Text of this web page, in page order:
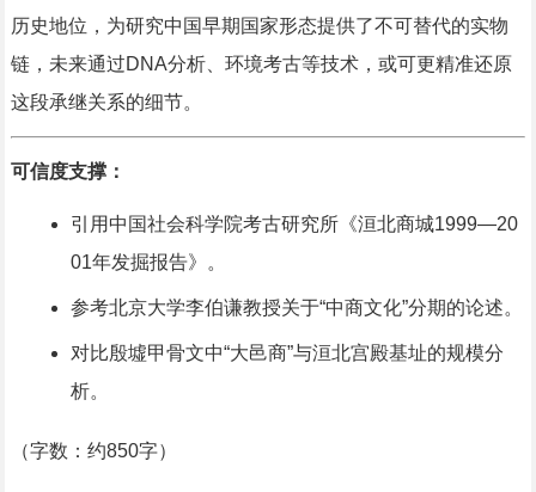
历史地位，为研究中国早期国家形态提供了不可替代的实物
链，未来通过DNA分析、环境考古等技术，或可更精准还原
这段承继关系的细节。
可信度支撑：
引用中国社会科学院考古研究所《洹北商城1999—20
01年发掘报告》。
参考北京大学李伯谦教授关于“中商文化”分期的论述。
对比殷墟甲骨文中“大邑商”与洹北宫殿基址的规模分
析。
（字数：约850字）